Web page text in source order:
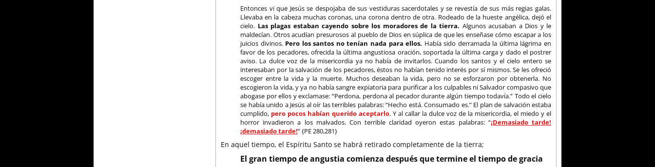
Entonces vi que Jesús se despojaba de sus vestiduras sacerdotales y se revestía de sus más regias galas.
Llevaba en la cabeza muchas coronas, una corona dentro de otra. Rodeado de la hueste angélica, dejó el
cielo. Las plagas estaban cayendo sobre los moradores de la tierra. Algunos acusaban a Dios y le
maldecían. Otros acudían presurosos al pueblo de Dios en súplica de que les enseñase cómo escapar a los
juicios divinos. Pero los santos no tenían nada para ellos. Había sido derramada la última lágrima en
favor de los pecadores, ofrecida la última angustiosa oración, soportada la última carga y dado el postrer
aviso. La dulce voz de la misericordia ya no había de invitarlos. Cuando los santos y el cielo entero se
interesaban por la salvación de los pecadores, éstos no habían tenido interés por sí mismos. Se les ofreció
escoger entre la vida y la muerte. Muchos deseaban la vida, pero no se esforzaron por obtenerla. No
escogieron la vida, y ya no había sangre expiatoria para purificar a los culpables ni Salvador compasivo que
abogase por ellos y exclamase: “Perdona, perdona al pecador durante algún tiempo todavía.” Todo el cielo
se había unido a Jesús al oír las terribles palabras: “Hecho está. Consumado es.” El plan de salvación estaba
cumplido, pero pocos habían querido aceptarlo. Y al callar la dulce voz de la misericordia, el miedo y el
horror invadieron a los malvados. Con terrible claridad oyeron estas palabras: “¡Demasiado tarde!
¡demasiado tarde!” {PE 280,281}
En aquel tiempo, el Espíritu Santo se habrá retirado completamente de la tierra;
El gran tiempo de angustia comienza después que termine el tiempo de gracia